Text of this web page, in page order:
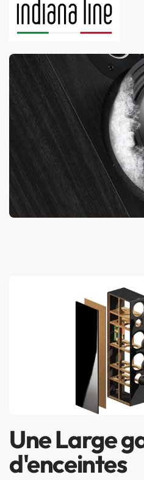
Une Large
d'enceintes